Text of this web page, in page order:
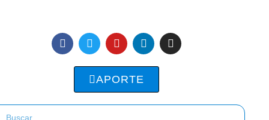
APORTE